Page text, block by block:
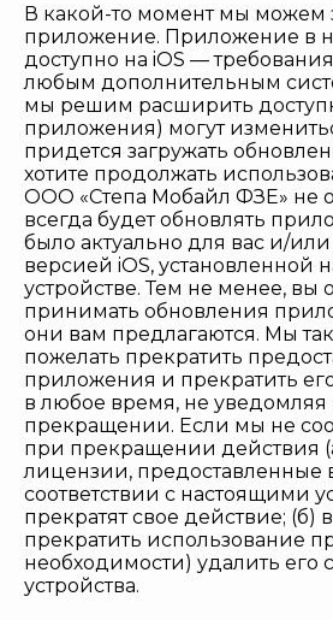
В какой-то момент мы можем
приложение. Приложение в
доступно на iOS —
любым дополнительным
мы решим расширить
приложения) могут
придется загружать
хотите продолжать
ООО «Степа Мобайл ФЗЕ» не
всегда будет обновлять
было актуально для вас и/или
версией iOS, установленной
устройстве. Тем не менее, вы
принимать обновления
они вам предлагаются. Мы
пожелать прекратить
приложения и прекратить
в любое время, не уведомляя
прекращении. Если мы не
при прекращении действия
лицензии, предоставленные
соответствии с настоящими
прекратят свое действие; (б)
прекратить использование
необходимости) удалить его
устройства.